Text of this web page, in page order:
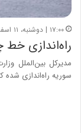
۱۷:۰۰ | دوشنبه، ۱۱ اسفند ۱۳۹۹
راه‌اندازی خط
مدیرکل بین‌الملل
سوریه راه‌اندازی شده